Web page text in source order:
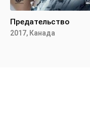
Предательство
2017, Канада